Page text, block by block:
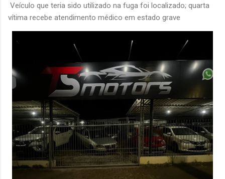
Veículo que teria sido utilizado na fuga foi localizado; quarta
vítima recebe atendimento médico em estado grave